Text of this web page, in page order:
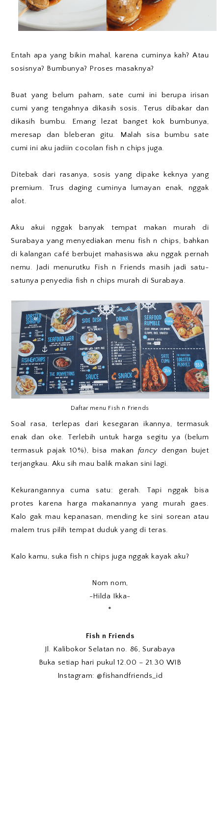
Entah apa yang bikin mahal, karena cuminya kah? Atau
sosisnya? Bumbunya? Proses masaknya?
Buat yang belum paham, sate cumi ini berupa irisan
cumi yang tengahnya dikasih sosis. Terus dibakar dan
dikasih bumbu. Emang lezat banget kok bumbunya,
meresap dan bleberan gitu. Malah sisa bumbu sate
cumi ini aku jadiin cocolan fish n chips juga.
Ditebak dari rasanya, sosis yang dipake keknya yang
premium. Trus daging cuminya lumayan enak, nggak
alot.
Aku akui nggak banyak tempat makan murah di
Surabaya yang menyediakan menu fish n chips, bahkan
di kalangan café berbujet mahasiswa aku nggak pernah
nemu. Jadi menurutku Fish n Friends masih jadi satu-
satunya penyedia fish n chips murah di Surabaya.
Daftar menu Fish n Friends
Soal rasa, terlepas dari kesegaran ikannya, termasuk
enak dan oke. Terlebih untuk harga segitu ya (belum
termasuk pajak 10%), bisa makan fancy dengan bujet
terjangkau. Aku sih mau balik makan sini lagi.
Kekurangannya cuma satu: gerah. Tapi nggak bisa
protes karena harga makanannya yang murah gaes.
Kalo gak mau kepanasan, mending ke sini sorean atau
malem trus pilih tempat duduk yang di teras.
Kalo kamu, suka fish n chips juga nggak kayak aku?
Nom nom,
-Hilda Ikka-
*
Fish n Friends
Jl. Kalibokor Selatan no. 86, Surabaya
Buka setiap hari pukul 12.00 – 21.30 WIB
Instagram: @fishandfriends_id